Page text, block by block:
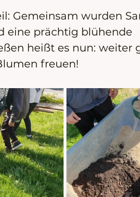
Gemeinsam wurden
eine prächtig blühende
heißt es nun: weiter
freuen!